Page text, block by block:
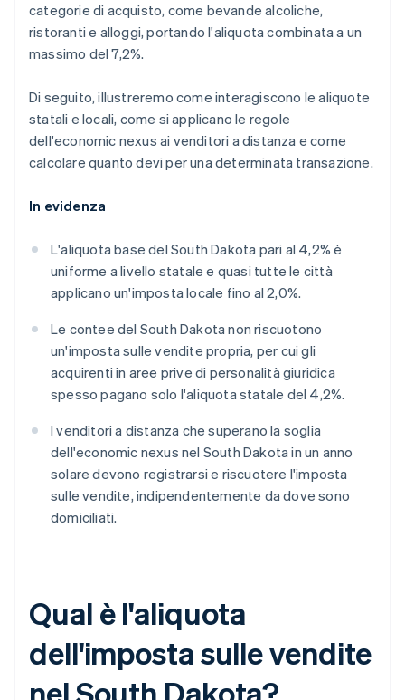
categorie di acquisto, come bevande alcoliche,
ristoranti e alloggi, portando l'aliquota combinata a un
massimo del 7,2%.
Di seguito, illustreremo come interagiscono le aliquote
statali e locali, come si applicano le regole
dell'economic nexus ai venditori a distanza e come
calcolare quanto devi per una determinata transazione.
In evidenza
L'aliquota base del South Dakota pari al 4,2% è
uniforme a livello statale e quasi tutte le città
applicano un'imposta locale fino al 2,0%.
Le contee del South Dakota non riscuotono
un'imposta sulle vendite propria, per cui gli
acquirenti in aree prive di personalità giuridica
spesso pagano solo l'aliquota statale del 4,2%.
I venditori a distanza che superano la soglia
dell'economic nexus nel South Dakota in un anno
solare devono registrarsi e riscuotere l'imposta
sulle vendite, indipendentemente da dove sono
domiciliati.
Qual è l'aliquota
dell'imposta sulle vendite